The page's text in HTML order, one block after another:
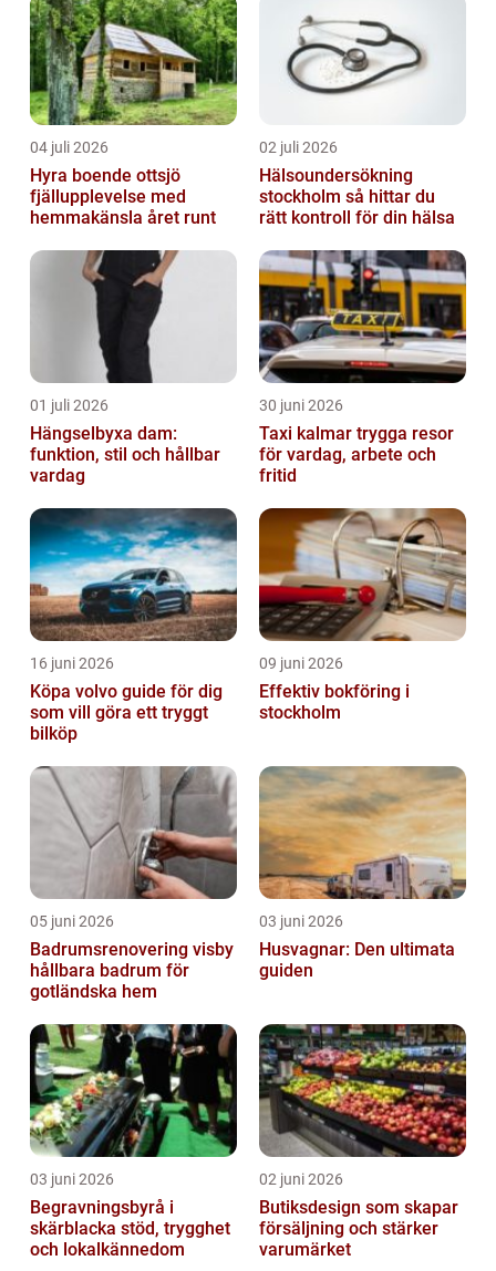
04 juli 2026
Hyra boende ottsjö
fjällupplevelse med
hemmakänsla året runt
02 juli 2026
Hälsoundersökning
stockholm så hittar du
rätt kontroll för din hälsa
01 juli 2026
Hängselbyxa dam:
funktion, stil och hållbar
vardag
30 juni 2026
Taxi kalmar trygga resor
för vardag, arbete och
fritid
16 juni 2026
Köpa volvo guide för dig
som vill göra ett tryggt
bilköp
09 juni 2026
Effektiv bokföring i
stockholm
05 juni 2026
Badrumsrenovering visby
hållbara badrum för
gotländska hem
03 juni 2026
Husvagnar: Den ultimata
guiden
03 juni 2026
Begravningsbyrå i
skärblacka stöd, trygghet
och lokalkännedom
02 juni 2026
Butiksdesign som skapar
försäljning och stärker
varumärket